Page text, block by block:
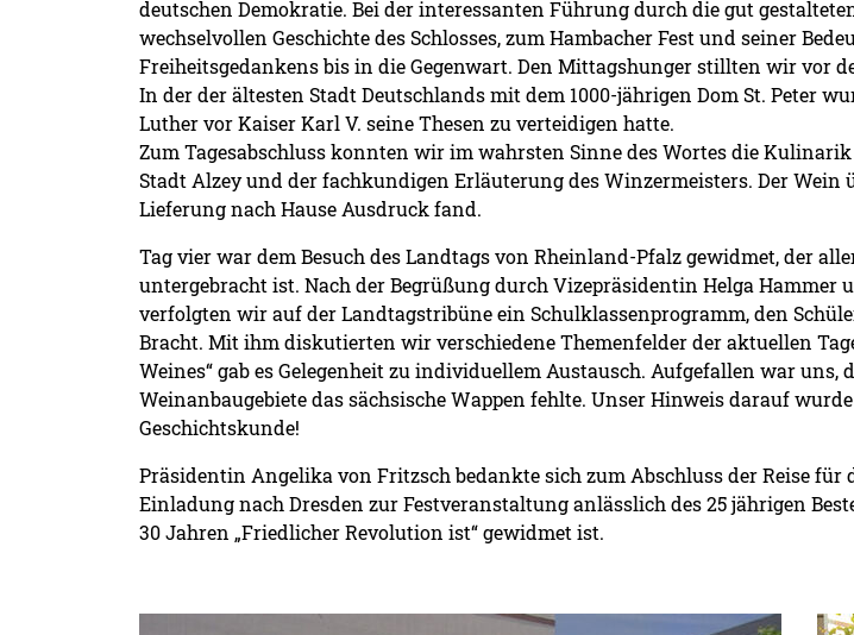
deutschen Demokratie. Bei der interessanten Führung durch die gut
wechselvollen Geschichte des Schlosses, zum Hambacher Fest und seiner
Freiheitsgedankens bis in die Gegenwart. Den Mittagshunger stillten wir vor
In der der ältesten Stadt Deutschlands mit dem 1000-jährigen Dom St. Peter
Luther vor Kaiser Karl V. seine Thesen zu verteidigen hatte.
Zum Tagesabschluss konnten wir im wahrsten Sinne des Wortes die
Stadt Alzey und der fachkundigen Erläuterung des Winzermeisters. Der
Lieferung nach Hause Ausdruck fand.
Tag vier war dem Besuch des Landtags von Rheinland-Pfalz gewidmet, der
untergebracht ist. Nach der Begrüßung durch Vizepräsidentin Helga
verfolgten wir auf der Landtagstribüne ein Schulklassenprogramm, den
Bracht. Mit ihm diskutierten wir verschiedene Themenfelder der aktuellen
Weines“ gab es Gelegenheit zu individuellem Austausch. Aufgefallen war uns,
Weinanbaugebiete das sächsische Wappen fehlte. Unser Hinweis darauf
Geschichtskunde!
Präsidentin Angelika von Fritzsch bedankte sich zum Abschluss der Reise
Einladung nach Dresden zur Festveranstaltung anlässlich des 25 jährigen
30 Jahren „Friedlicher Revolution ist“ gewidmet ist.